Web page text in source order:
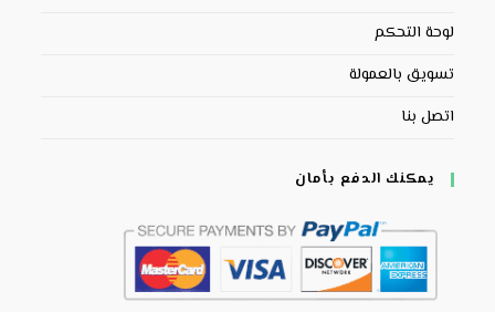
لوحة التحكم
تسويق بالعمولة
اتصل بنا
يمكنك الدفع بأمان